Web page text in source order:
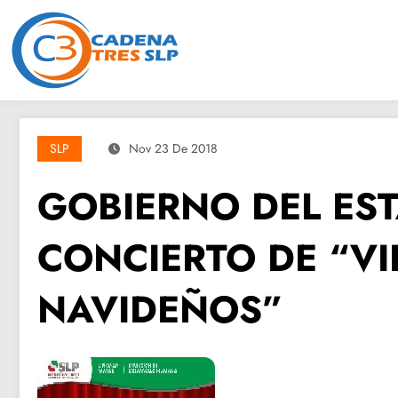
contenido
SLP Nov 23 De 2018
GOBIERNO DEL
CONCIERTO DE
NAVIDEÑOS”